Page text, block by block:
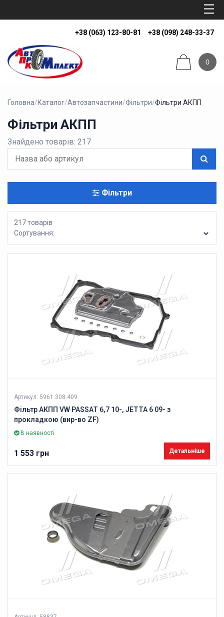
+38 (063) 123-80-81 +38 (098) 248-33-37
0
Головна/Каталог/Автозапчастини/Фільтри/Фільтри АКПП
Фільтри АКПП
Знайдено товарів: 217
Фільтри
217 товарів
Сортування:
Артикул: 5961.308.409
Фільтр АКПП VW PASSAT 6,7 10-, JETTA 6 09- з
прокладкою (вир-во ZF)
В наявності
1 553 грн Детальніше